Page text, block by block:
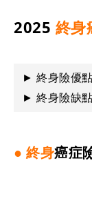
2025 終身
► 終身險優
► 終身險缺
● 終身癌症